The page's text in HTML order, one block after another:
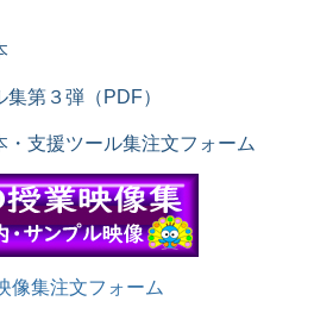
第３弾（PDF）
・支援ツール集注文フォーム
像集注文フォーム